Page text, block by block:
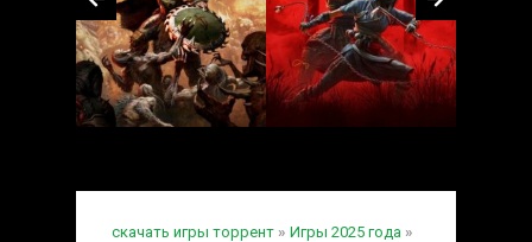
скачать игры торрент » Игры 2025 года »